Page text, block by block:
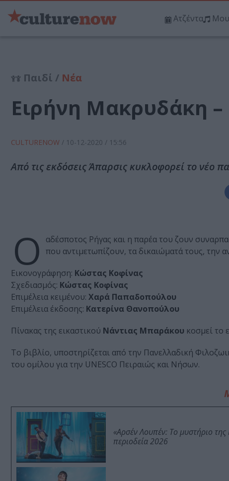
Ατζέντα
Παιδί / Νέα
Ειρήνη Μακρυδάκη –
CULTURENOW / 10-12-2020 / 15:56
Από τις εκδόσεις Άπαρσις κυκλοφορεί το νέο
Ο
αδέσποτος Ρήγας και η παρέα του ζουν
που αντιμετωπίζουν, τα δικαιώματά τους,
Εικονογράφηση: Κώστας Κοφίνας
Σχεδιασμός: Κώστας Κοφίνας
Επιμέλεια κειμένου: Χαρά Παπαδοπούλου
Επιμέλεια έκδοσης: Κατερίνα Θανοπούλου
Πίνακας της εικαστικού Νάντιας Μπαράκου κοσμεί το
Το βιβλίο, υποστηρίζεται από την Πανελλαδική
του ομίλου για την UNESCO Πειραιώς και Νήσων.
«Αρσέν Λουπέν: Το μυστήριο
περιοδεία 2026